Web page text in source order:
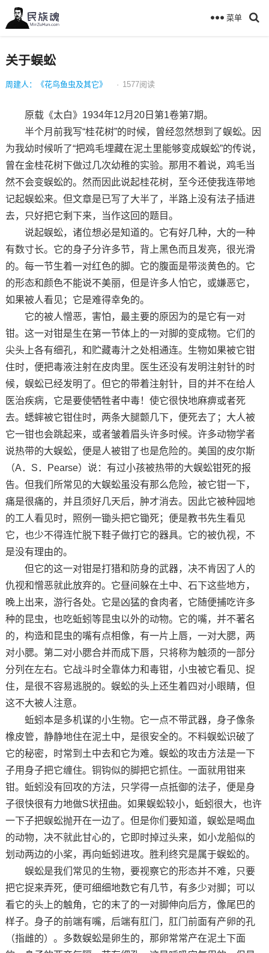
菜单
关于蜈蚣
周建人：《花鸟鱼虫及其它》 · 1577阅读
原载《太白》1934年12月20日第1卷第7期。
半个月前我写“桂花树”的时候，曾经忽然想到了蜈蚣。因
为我幼时候听了“把鸡毛埋藏在泥土里能够变成蜈蚣”的传说，
曾在金桂花树下做过几次幼稚的实验。那用不着说，鸡毛当
然不会变蜈蚣的。然而因此说起桂花树，至今还使我连带地
记起蜈蚣来。但文章是已写了大半了，半路上没有法子插进
去，只好把它剩下来，当作这回的题目。
说起蜈蚣，诸位想必是知道的。它有好几种，大的一种
有数寸长。它的身子分许多节，背上黑色而且发亮，很光滑
的。每一节生着一对红色的脚。它的腹面是带淡黄色的。它
的形态和颜色不能说不美丽，但是许多人怕它，或嫌恶它，
如果被人看见；它是难得幸免的。
它的被人憎恶，害怕，最主要的原因为的是它有一对
钳。这一对钳是生在第一节体上的一对脚的变成物。它们的
尖头上各有细孔，和贮藏毒汁之处相通连。生物如果被它钳
住时，便把毒液注射在皮肉里。医生还没有发明注射针的时
候，蜈蚣已经发明了。但它的带着注射针，目的并不在给人
医治疾病，它是要使牺牲者中毒！使它很快地麻痹或者死
去。蟋蟀被它钳住时，两条大腿颤几下，便死去了；大人被
它一钳也会跳起来，或者皱着眉头许多时候。许多动物学者
说热带的大蜈蚣，便是人被钳了也是危险的。美国的皮尔斯
（A．S．Pearse）说：有过小孩被热带的大蜈蚣钳死的报
告。但我们所常见的大蜈蚣虽没有那么危险，被它钳一下，
痛是很痛的，并且须好几天后，肿才消去。因此它被种园地
的工人看见时，照例一锄头把它锄死；便是教书先生看见
它，也少不得连忙脱下鞋子做打它的器具。它的被仇视，不
是没有理由的。
但它的这一对钳是打猎和防身的武器，决不肯因了人的
仇视和憎恶就此放弃的。它昼间躲在土中、石下这些地方，
晚上出来，游行各处。它是凶猛的食肉者，它随便捕吃许多
种的昆虫，也吃蚯蚓等昆虫以外的动物。它的嘴，并不著名
的，构造和昆虫的嘴有点相像，有一片上唇，一对大腮，两
对小腮。第二对小腮合并而成下唇，只将称为触须的一部分
分列在左右。它战斗时全靠体力和毒钳，小虫被它看见、捉
住，是很不容易逃脱的。蜈蚣的头上还生着四对小眼睛，但
这不大被人注意。
蚯蚓本是多机谋的小生物。它一点不带武器，身子像条
橡皮管，静静地住在泥土中，是很安全的。不料蜈蚣识破了
它的秘密，时常到土中去和它为难。蜈蚣的攻击方法是一下
子用身子把它缠住。铜钩似的脚把它抓住。一面就用钳来
钳。蚯蚓没有回攻的方法，只学得一点抵御的法子，便是身
子很快很有力地做S状扭曲。如果蜈蚣较小，蚯蚓很大，也许
一下子把蜈蚣抛开在一边了。但是你们要知道，蜈蚣是喝血
的动物，决不就此甘心的，它即时掉过头来，如小龙船似的
划动两边的小桨，再向蚯蚓进攻。胜利终究是属于蜈蚣的。
蜈蚣是我们常见的生物，要视察它的形态并不难，只要
把它捉来弄死，便可细细地数它有几节，有多少对脚；可以
看它的头上的触角，它的末了的一对脚伸向后方，像尾巴的
样子。身子的前端有嘴，后端有肛门，肛门前面有产卵的孔
（指雌的）。多数蜈蚣是卵生的，那卵常常产在泥土下面